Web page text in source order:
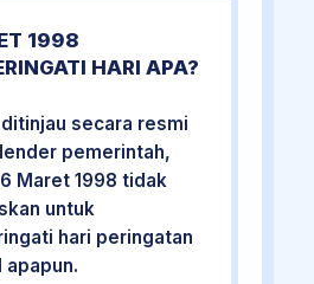
1998
HARI APA?
secara resmi
pemerintah,
Maret 1998 tidak
untuk
hari peringatan
apapun.